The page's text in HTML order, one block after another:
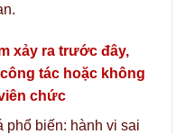
xảy ra trước đây,
tác hoặc không
chức
phổ biến: hành vi sai